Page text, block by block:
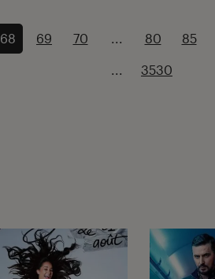
68 69 70 ... 80 85
... 3530